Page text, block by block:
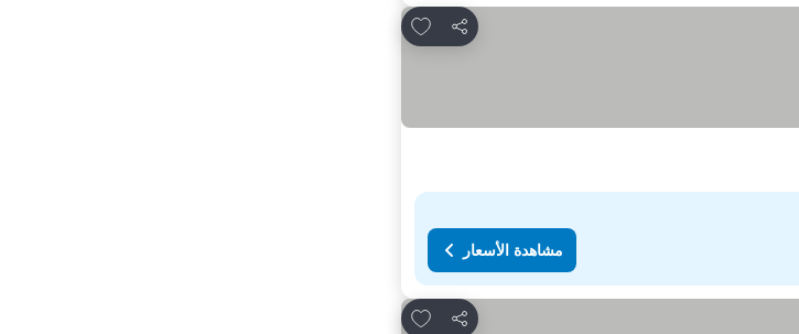
مشاركة
Add to favorites
مشاهدة الأسعار
مشاركة
Add to favorites